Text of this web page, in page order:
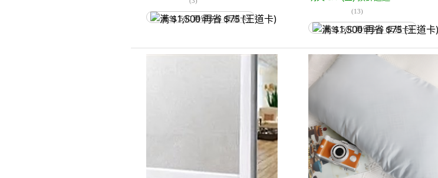
满 $1,500 再省 $75 (王道卡)
(13)
满 $1,500 再省 $75 (王道卡)